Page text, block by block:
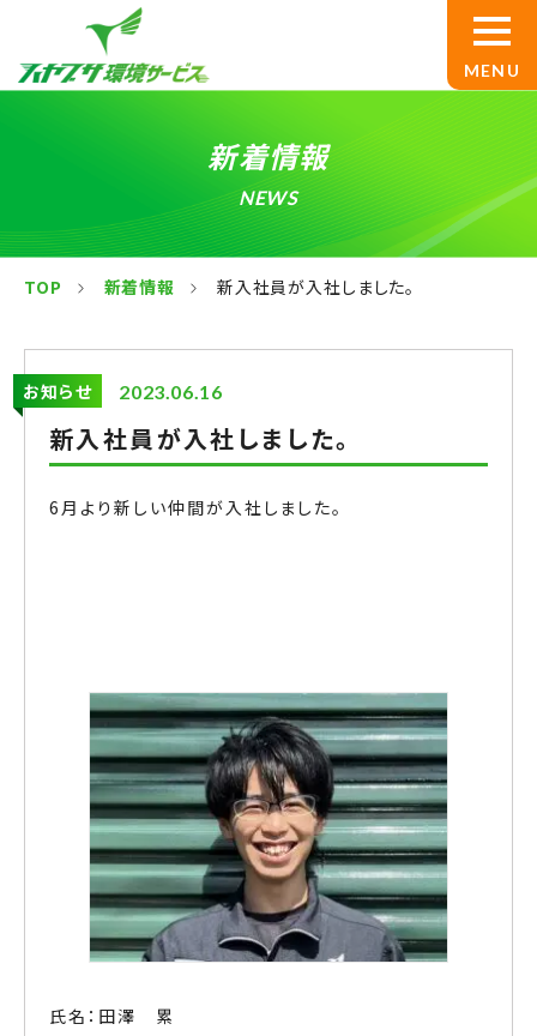
産業廃棄物処理
基板買取
産廃コンサルティング
ハヤブサ環境サービスについて
よくあるご質問
会社案内
許可証ダウンロード
0564-54-2123
営業時間 8:00-17:00
新着情報
NEWS
TOP 新着情報 新入社員が入社しました。
お知らせ 2023.06.16
新入社員が入社しました。
6月より新しい仲間が入社しました。
氏名：田澤 累